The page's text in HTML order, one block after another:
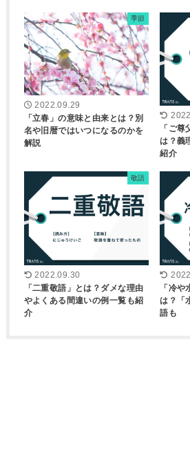
季節
2022.09.29
「立春」の意味と由来とは？別
名や旧暦ではいつになるのかを
解説
「ご
は？義
紹介
敬語
2022.09.30
「二重敬語」とは？ダメな理由
やよくある間違いの例一覧も紹
介
「冷
は？「
語も